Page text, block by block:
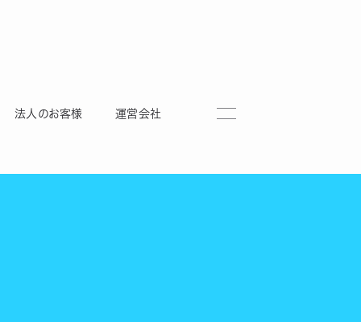
法人のお客様 運営会社